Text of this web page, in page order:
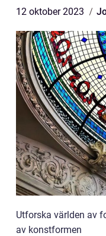
12 oktober 2023
Utforska världen av
av konstformen